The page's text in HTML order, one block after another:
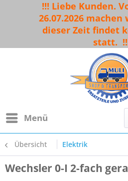
!!! Liebe Kunden.
26.07.2026
dieser Zeit findet
statt.
Menü
Übersicht Elektrik
Wechsler 0-I 2-fach